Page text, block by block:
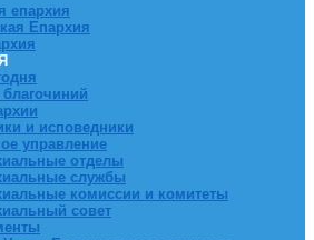
епархия
Епархия
благочиний
и исповедники
управление
отделы
службы
комиссии и комитеты
совет